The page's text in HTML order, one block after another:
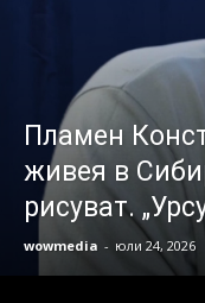
Пламен
живея в
рисуват.
wowmedia - юли 24, 2026